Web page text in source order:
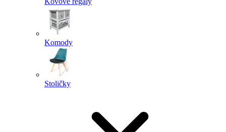
Komody
Stoličky